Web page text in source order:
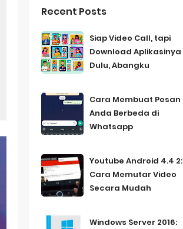
Anda
Whatsapp
Recent Posts
Siap Video Call, tapi
Download Aplikasinya
Dulu, Abangku
Cara Membuat Pesan
Anda Berbeda di
Whatsapp
Youtube Android 4.4 2:
Cara Memutar Video
Secara Mudah
Windows Server 2016: